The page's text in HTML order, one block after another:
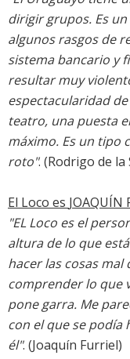
dirigir grupos. Es
algunos rasgos de
sistema bancario y
resultar muy
espectacularidad
teatro, una puesta
máximo. Es un tipo
roto". (Rodrigo de la
El Loco es JOAQUÍN
"EL Loco es el
altura de lo que
hacer las cosas mal
comprender lo que
pone garra. Me
con el que se podía
él". (Joaquín Furriel)